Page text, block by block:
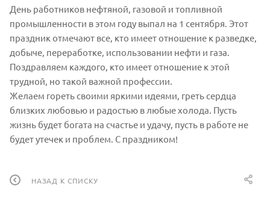
День работников нефтяной, газовой и топливной
промышленности в этом году выпал на 1 сентября. Этот
праздник отмечают все, кто имеет отношение к разведке,
добыче, переработке, использовании нефти и газа.
Поздравляем каждого, кто имеет отношение к этой
трудной, но такой важной профессии.
Желаем гореть своими яркими идеями, греть сердца
близких любовью и радостью в любые холода. Пусть
жизнь будет богата на счастье и удачу, пусть в работе не
будет утечек и проблем. С праздником!
НАЗАД К СПИСКУ